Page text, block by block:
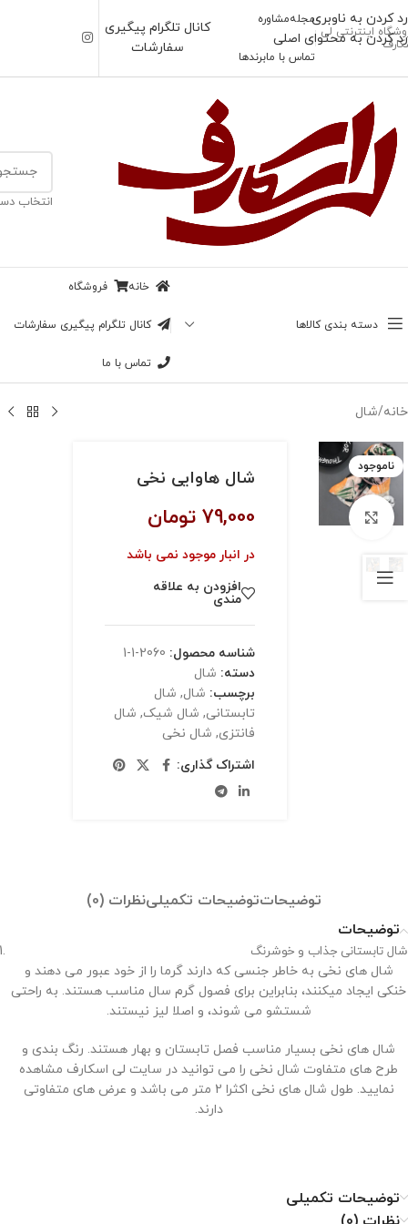
رد کردن به ناوبری
رد کردن به محتوای اصلی
اینترنتی لی
مجلهمشاوره
تماس با مابرندها
کانال تلگرام پیگیری
سفارشات
انتخاب
دسته بندی کالاها
خانه فروشگاه
کانال تلگرام پیگیری سفارشات
تماس با ما
خانه/شال
ناموجود
شال هاوایی نخی
79,000 تومان
در انبار موجود نمی باشد
افزودن به علاقه
مندی
شناسه محصول: 2060-1-1
دسته: شال
برچسب: شال, شال
تابستانی, شال شیک, شال
فانتزی, شال نخی
اشتراک گذاری:
توضیحاتتوضیحات تکمیلینظرات (0)
توضیحات
شال تابستانی جذاب و خوشرنگ
شال های نخی به خاطر جنسی که دارند گرما را از خود عبور می دهند و
خنکی ایجاد میکنند، بنابراین برای فصول گرم سال مناسب هستند. به راحتی
شستشو می شوند، و اصلا لیز نیستند.
شال های نخی بسیار مناسب فصل تابستان و بهار هستند. رنگ بندی و
طرح های متفاوت شال نخی را می توانید در سایت لی اسکارف مشاهده
نمایید. طول شال های نخی اکثرا 2 متر می باشد و عرض های متفاوتی
دارند.
نحوه نگهداری از شال نخی
توضیحات تکمیلی